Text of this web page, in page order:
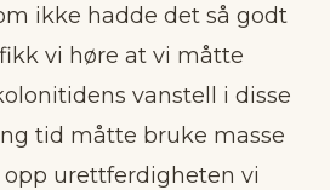
ikke hadde det så godt
vi høre at vi måtte
vanstell i disse
tid måtte bruke masse
urettferdigheten vi